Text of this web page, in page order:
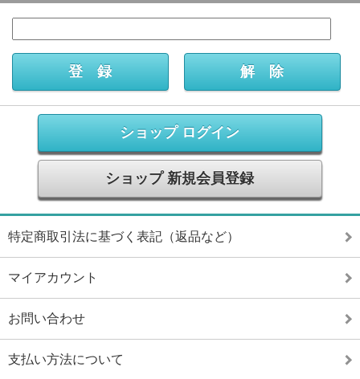
ショップ ログイン
ショップ 新規会員登録
特定商取引法に基づく表記（返品など）
マイアカウント
お問い合わせ
支払い方法について